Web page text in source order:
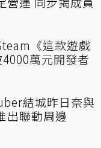
《這款遊戲
萬元開發者
結城昨日奈與
出聯動周邊